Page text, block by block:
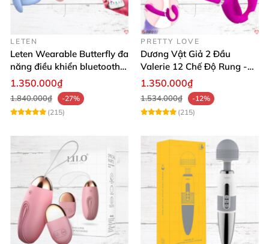
LETEN
Leten Wearable Butterfly đa
năng điều khiển bluetooth,
siêu thật, dễ dùng
1.350.000₫
1.840.000₫
-27%
(215)
PRETTY LOVE
Dương Vật Giả 2 Đầu
Valerie 12 Chế Độ Rung -
Tăng Khoái Cảm
1.350.000₫
1.534.000₫
-12%
(215)